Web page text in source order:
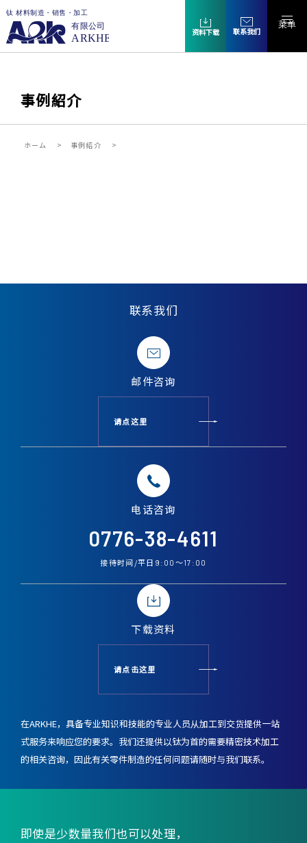
资料下载 联系我们
菜单
事例紹介
ホーム 事例紹介
联系我们
邮件咨询
请点这里
电话咨询
0776-38-4611
接待时间/平日 9:00 〜17:00
下载资料
请点击这里
在ARKHE，具备专业知识和技能的专业人员从加工到交货提供一站
式服务来响应您的要求。 我们还提供以钛为首的需要精密技术加工
的相关咨询，因此有关零件制造的任何问题请随时与我们联系。
即使是少数量我们也可以处理，